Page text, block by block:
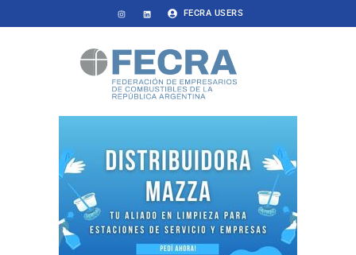
FECRA USERS